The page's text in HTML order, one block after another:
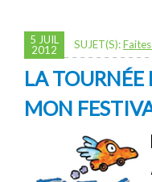
5 JUIL
2012
SUJET(S):
LA TOURNÉE
MON